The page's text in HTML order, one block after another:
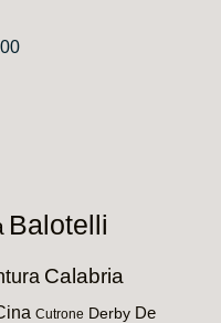
Balotelli
Calabria
Cutrone Derby De